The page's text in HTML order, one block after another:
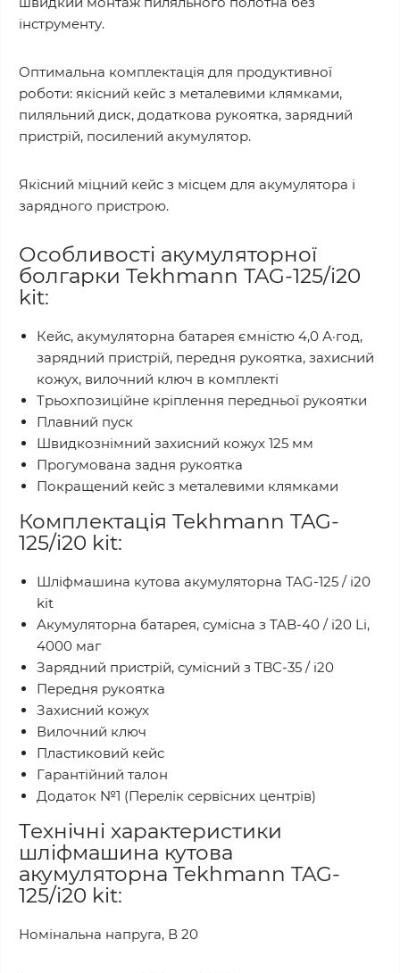
інструменту.
Оптимальна комплектація для продуктивної
роботи: якісний кейс з металевими клямками,
пиляльний диск, додаткова рукоятка, зарядний
пристрій, посилений акумулятор.
Якісний міцний кейс з місцем для акумулятора і
зарядного пристрою.
Особливості акумуляторної
болгарки Tekhmann TAG-125/i20
kit:
Кейс, акумуляторна батарея ємністю 4,0 А·год,
зарядний пристрій, передня рукоятка, захисний
кожух, вилочний ключ в комплекті
Трьохпозиційне кріплення передньої рукоятки
Плавний пуск
Швидкознімний захисний кожух 125 мм
Прогумована задня рукоятка
Покращений кейс з металевими клямками
Комплектація Tekhmann TAG-
125/i20 kit:
Шліфмашина кутова акумуляторна TAG-125 / i20
kit
Акумуляторна батарея, сумісна з TAB-40 / i20 Li,
4000 маг
Зарядний пристрій, сумісний з TBC-35 / i20
Передня рукоятка
Захисний кожух
Вилочний ключ
Пластиковий кейс
Гарантійний талон
Додаток №1 (Перелік сервісних центрів)
Технічні характеристики
шліфмашина кутова
акумуляторна Tekhmann TAG-
125/i20 kit:
Номінальна напруга, В 20